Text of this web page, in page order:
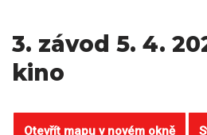
3. závod 5. 4.
kino
Otevřít mapu v novém okně